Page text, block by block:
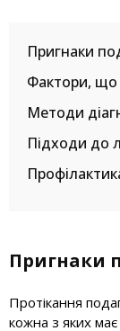
Пригнаки
Фактори, що
Методи
Підходи до
Пригнаки
Протікання
кожна з яких має